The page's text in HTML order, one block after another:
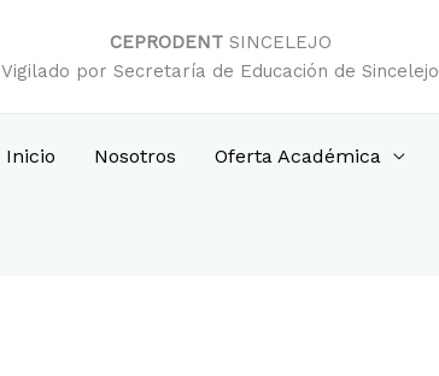
CEPRODENTSINCELEJO
Vigilado por Secretaría de Educación de Sincelejo
Inicio Nosotros Oferta Académica